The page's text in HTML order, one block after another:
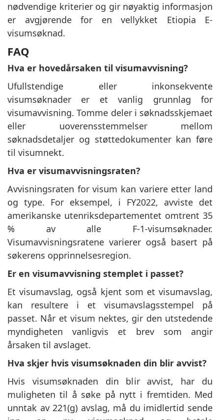
nødvendige kriterier og gir nøyaktig informasjon
er avgjørende for en vellykket Etiopia E-
visumsøknad.
FAQ
Hva er hovedårsaken til visumavvisning?
Ufullstendige eller inkonsekvente
visumsøknader er et vanlig grunnlag for
visumavvisning. Tomme deler i søknadsskjemaet
eller uoverensstemmelser mellom
søknadsdetaljer og støttedokumenter kan føre
til visumnekt.
Hva er visumavvisningsraten?
Avvisningsraten for visum kan variere etter land
og type. For eksempel, i FY2022, avviste det
amerikanske utenriksdepartementet omtrent 35
% av alle F-1-visumsøknader.
Visumavvisningsratene varierer også basert på
søkerens opprinnelsesregion.
Er en visumavvisning stemplet i passet?
Et visumavslag, også kjent som et visumavslag,
kan resultere i et visumavslagsstempel på
passet. Når et visum nektes, gir den utstedende
myndigheten vanligvis et brev som angir
årsaken til avslaget.
Hva skjer hvis visumsøknaden din blir avvist?
Hvis visumsøknaden din blir avvist, har du
muligheten til å søke på nytt i fremtiden. Med
unntak av 221(g) avslag, må du imidlertid sende